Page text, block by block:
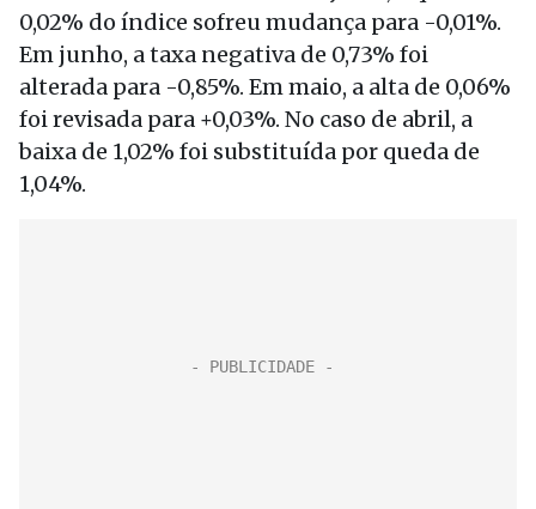
0,02% do índice sofreu mudança para -0,01%.
Em junho, a taxa negativa de 0,73% foi
alterada para -0,85%. Em maio, a alta de 0,06%
foi revisada para +0,03%. No caso de abril, a
baixa de 1,02% foi substituída por queda de
1,04%.